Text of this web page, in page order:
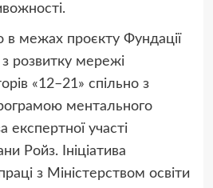
в межах проєкту Фундації
розвитку мережі
«12–21» спільно з
ментального
експертної участі
Ройз. Ініціатива
з Міністерством освіти